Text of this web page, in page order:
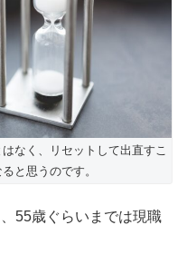
なく、リセットして出直すこ
と思うのです。
55歳ぐらいまでは現職